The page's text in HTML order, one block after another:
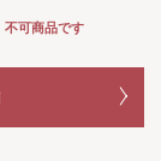
不可商品です